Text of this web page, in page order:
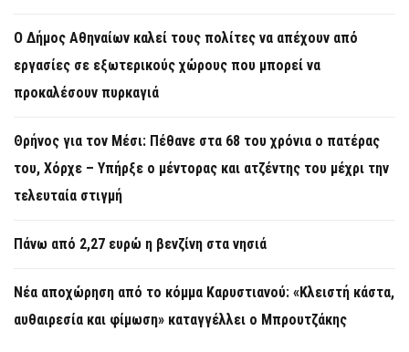
Ο Δήμος Αθηναίων καλεί τους πολίτες να απέχουν από
εργασίες σε εξωτερικούς χώρους που μπορεί να
προκαλέσουν πυρκαγιά
Θρήνος για τον Μέσι: Πέθανε στα 68 του χρόνια ο πατέρας
του, Χόρχε – Υπήρξε ο μέντορας και ατζέντης του μέχρι την
τελευταία στιγμή
Πάνω από 2,27 ευρώ η βενζίνη στα νησιά
Νέα αποχώρηση από το κόμμα Καρυστιανού: «Κλειστή κάστα,
αυθαιρεσία και φίμωση» καταγγέλλει ο Μπρουτζάκης